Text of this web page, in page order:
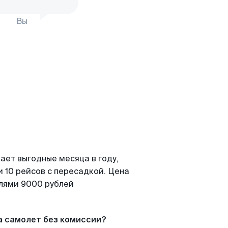
Вы
выгодные месяца в году,
рейсов с пересадкой. Цена
9000 рублей
самолет без комиссии?